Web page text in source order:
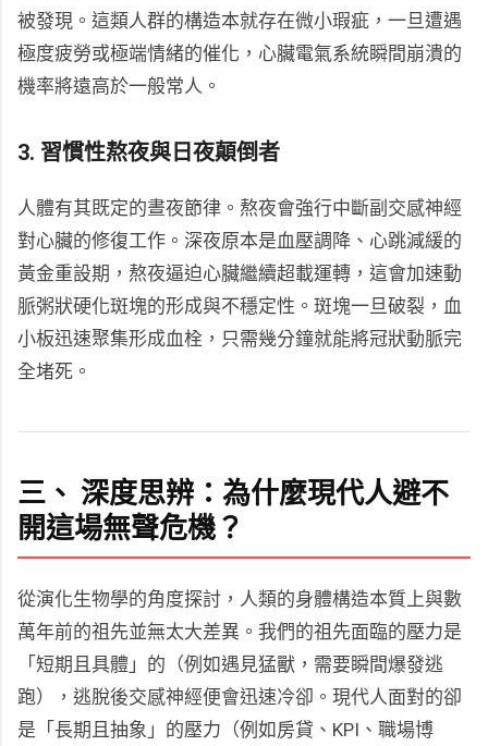
被發現。這類人群的構造本就存在微小瑕疵，一旦遭遇
極度疲勞或極端情緒的催化，心臟電氣系統瞬間崩潰的
機率將遠高於一般常人。
3. 習慣性熬夜與日夜顛倒者
人體有其既定的晝夜節律。熬夜會強行中斷副交感神經
對心臟的修復工作。深夜原本是血壓調降、心跳減緩的
黃金重設期，熬夜逼迫心臟繼續超載運轉，這會加速動
脈粥狀硬化斑塊的形成與不穩定性。斑塊一旦破裂，血
小板迅速聚集形成血栓，只需幾分鐘就能將冠狀動脈完
全堵死。
三、 深度思辨：為什麼現代人避不
開這場無聲危機？
從演化生物學的角度探討，人類的身體構造本質上與數
萬年前的祖先並無太大差異。我們的祖先面臨的壓力是
「短期且具體」的（例如遇見猛獸，需要瞬間爆發逃
跑），逃脫後交感神經便會迅速冷卻。現代人面對的卻
是「長期且抽象」的壓力（例如房貸、KPI、職場博